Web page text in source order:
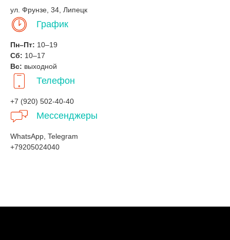
ул. Фрунзе, 34, Липецк
График
Пн–Пт: 10–19
Сб: 10–17
Вс: выходной
Телефон
+7 (920) 502-40-40
Мессенджеры
WhatsApp, Telegram
+79205024040